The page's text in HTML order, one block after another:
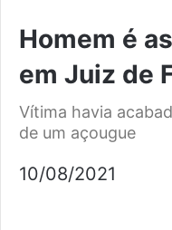
Homem é
em Juiz de
Vítima havia
de um açougue
10/08/2021